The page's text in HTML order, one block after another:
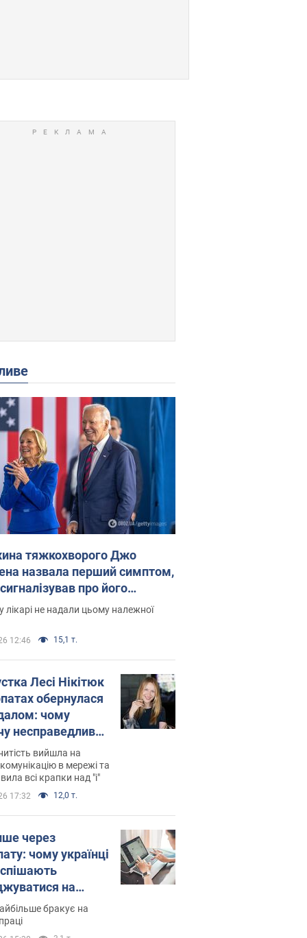
тяжкохворого Джо
назвала перший симптом,
про його
рак
лікарі не надали цьому належної
12:46 15,1 т.
Лесі Нікітюк
обернулася
чому
несправедливо
вийшла на
в мережі та
всі крапки над "і"
17:32 12,0 т.
через
чому українці
на
бракує на